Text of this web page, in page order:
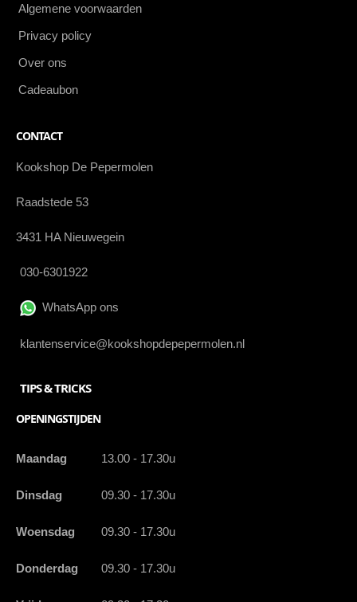
Algemene voorwaarden
Privacy policy
Over ons
Cadeaubon
CONTACT
Kookshop De Pepermolen
Raadstede 53
3431 HA Nieuwegein
030-6301922
WhatsApp ons
klantenservice@kookshopdepepermolen.nl
TIPS & TRICKS
OPENINGSTIJDEN
Maandag 13.00 - 17.30u
Dinsdag 09.30 - 17.30u
Woensdag 09.30 - 17.30u
Donderdag 09.30 - 17.30u